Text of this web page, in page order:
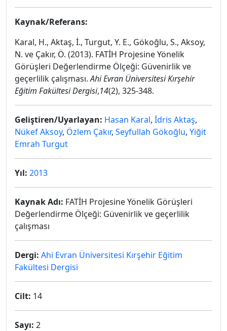
Kaynak/Referans:
Karal, H., Aktaş, İ., Turgut, Y. E., Gökoğlu, S., Aksoy,
N. ve Çakır, Ö. (2013). FATİH Projesine Yönelik
Görüşleri Değerlendirme Ölçeği: Güvenirlik ve
geçerlilik çalışması.Ahi Evran Üniversitesi Kırşehir
Eğitim Fakültesi Dergisi,14(2), 325-348.
Geliştiren/Uyarlayan: Hasan Karal, İdris Aktaş,
Nükef Aksoy, Özlem Çakır, Seyfullah Gökoğlu, Yiğit
Emrah Turgut
Yıl: 2013
Kaynak Adı: FATİH Projesine Yönelik Görüşleri
Değerlendirme Ölçeği: Güvenirlik ve geçerlilik
çalışması
Dergi: Ahi Evran Üniversitesi Kırşehir Eğitim
Fakültesi Dergisi
Cilt: 14
Sayı: 2